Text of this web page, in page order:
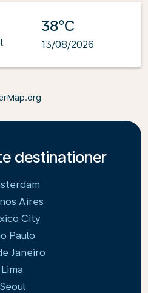
38°C
13/08/2026
destinationer
Aires
City
Paulo
Janeiro
Lima
Seoul